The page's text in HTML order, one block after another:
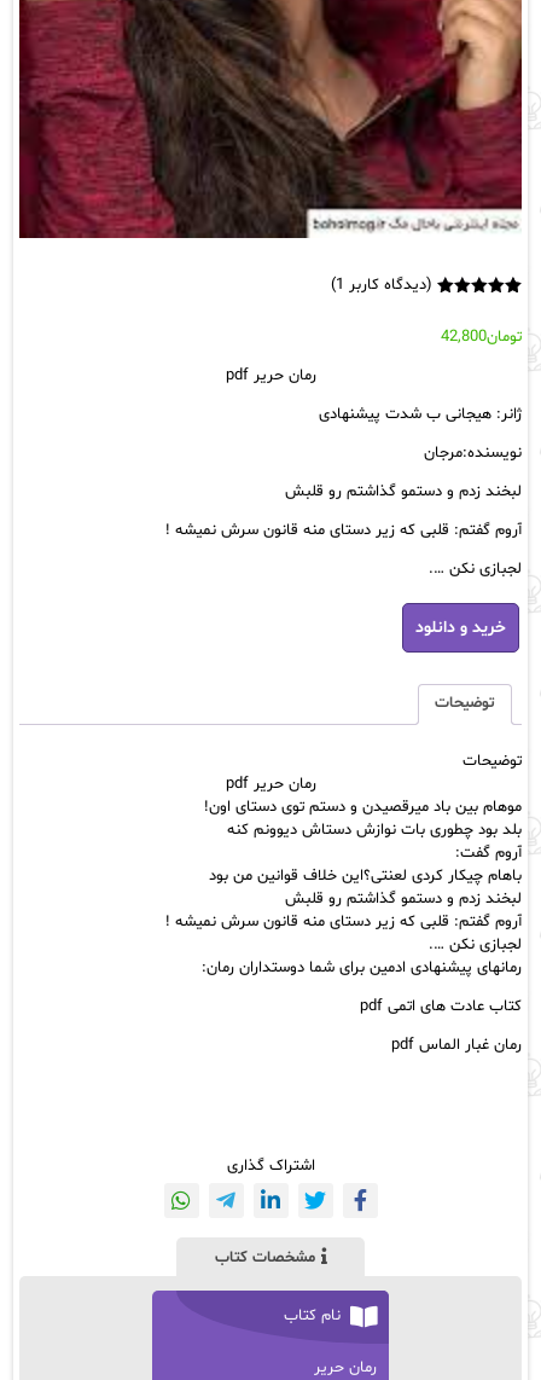
مشتری
(دیدگاه کاربر 1
)
تومان42,800
رمان حریر pdf
ژانر: هیجانی ب شدت پیشنهادی
نویسنده:مرجان
لبخند زدم و دستمو گذاشتم رو قلبش
آروم گفتم: قلبی که زیر دستای منه قانون سرش نمیشه !
لجبازی نکن ….
رمان
حریر
pdf
خرید و دانلود
توضیحات
توضیحات
رمان حریر pdf
موهام بین باد میرقصیدن و دستم توی دستای اون!
بلد بود چطوری بات نوازش دستاش دیوونم کنه
آروم گفت:
باهام چیکار کردی لعنتی؟این خلاف قوانین من بود
لبخند زدم و دستمو گذاشتم رو قلبش
آروم گفتم: قلبی که زیر دستای منه قانون سرش نمیشه !
لجبازی نکن ….
رمانهای پیشنهادی ادمین برای شما دوستداران رمان:
کتاب عادت های اتمی pdf
رمان غبار الماس pdf
اشتراک گذاری
مشخصات کتاب
نام کتاب
رمان حریر